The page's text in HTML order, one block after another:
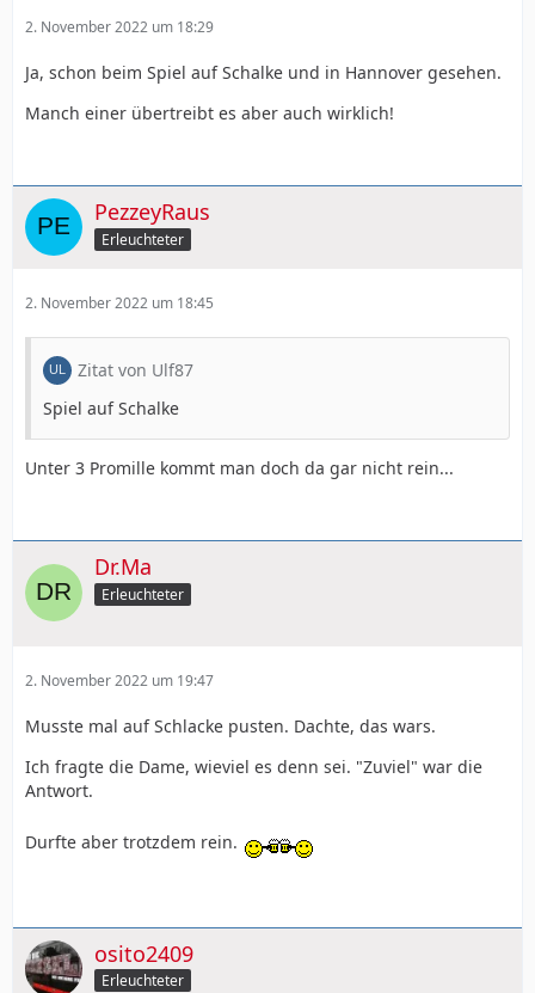
2. November 2022 um 18:29
Ja, schon beim Spiel auf Schalke und in Hannover gesehen.
Manch einer übertreibt es aber auch wirklich!
PezzeyRaus
Erleuchteter
2. November 2022 um 18:45
Zitat von Ulf87
Spiel auf Schalke
Unter 3 Promille kommt man doch da gar nicht rein...
Dr.Ma
Erleuchteter
2. November 2022 um 19:47
Musste mal auf Schlacke pusten. Dachte, das wars.
Ich fragte die Dame, wieviel es denn sei. "Zuviel" war die
Antwort.
Durfte aber trotzdem rein.
osito2409
Erleuchteter